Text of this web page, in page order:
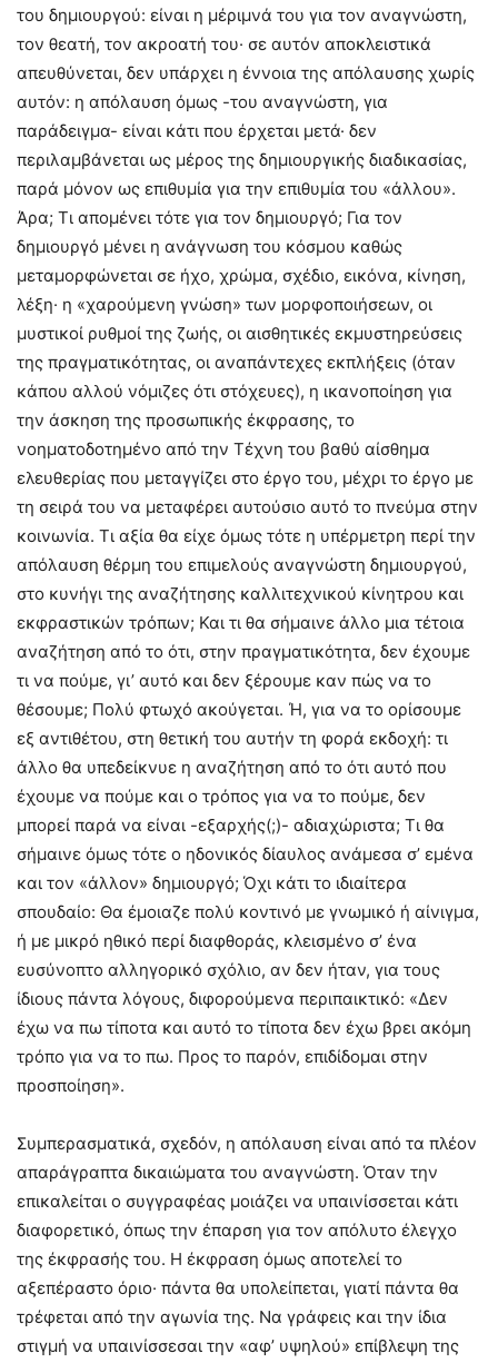
του δημιουργού: είναι η μέριμνά του για τον αναγνώστη,
τον θεατή, τον ακροατή του· σε αυτόν αποκλειστικά
απευθύνεται, δεν υπάρχει η έννοια της απόλαυσης χωρίς
αυτόν: η απόλαυση όμως -του αναγνώστη, για
παράδειγμα- είναι κάτι που έρχεται μετά· δεν
περιλαμβάνεται ως μέρος της δημιουργικής διαδικασίας,
παρά μόνον ως επιθυμία για την επιθυμία του «άλλου».
Άρα; Τι απομένει τότε για τον δημιουργό; Για τον
δημιουργό μένει η ανάγνωση του κόσμου καθώς
μεταμορφώνεται σε ήχο, χρώμα, σχέδιο, εικόνα, κίνηση,
λέξη· η «χαρούμενη γνώση» των μορφοποιήσεων, οι
μυστικοί ρυθμοί της ζωής, οι αισθητικές εκμυστηρεύσεις
της πραγματικότητας, οι αναπάντεχες εκπλήξεις (όταν
κάπου αλλού νόμιζες ότι στόχευες), η ικανοποίηση για
την άσκηση της προσωπικής έκφρασης, το
νοηματοδοτημένο από την Τέχνη του βαθύ αίσθημα
ελευθερίας που μεταγγίζει στο έργο του, μέχρι το έργο με
τη σειρά του να μεταφέρει αυτούσιο αυτό το πνεύμα στην
κοινωνία. Τι αξία θα είχε όμως τότε η υπέρμετρη περί την
απόλαυση θέρμη του επιμελούς αναγνώστη δημιουργού,
στο κυνήγι της αναζήτησης καλλιτεχνικού κίνητρου και
εκφραστικών τρόπων; Και τι θα σήμαινε άλλο μια τέτοια
αναζήτηση από το ότι, στην πραγματικότητα, δεν έχουμε
τι να πούμε, γι’ αυτό και δεν ξέρουμε καν πώς να το
θέσουμε; Πολύ φτωχό ακούγεται. Ή, για να το ορίσουμε
εξ αντιθέτου, στη θετική του αυτήν τη φορά εκδοχή: τι
άλλο θα υπεδείκνυε η αναζήτηση από το ότι αυτό που
έχουμε να πούμε και ο τρόπος για να το πούμε, δεν
μπορεί παρά να είναι -εξαρχής(;)- αδιαχώριστα; Τι θα
σήμαινε όμως τότε ο ηδονικός δίαυλος ανάμεσα σ’ εμένα
και τον «άλλον» δημιουργό; Όχι κάτι το ιδιαίτερα
σπουδαίο: Θα έμοιαζε πολύ κοντινό με γνωμικό ή αίνιγμα,
ή με μικρό ηθικό περί διαφθοράς, κλεισμένο σ’ ένα
ευσύνοπτο αλληγορικό σχόλιο, αν δεν ήταν, για τους
ίδιους πάντα λόγους, διφορούμενα περιπαικτικό: «Δεν
έχω να πω τίποτα και αυτό το τίποτα δεν έχω βρει ακόμη
τρόπο για να το πω. Προς το παρόν, επιδίδομαι στην
προσποίηση».
Συμπερασματικά, σχεδόν, η απόλαυση είναι από τα πλέον
απαράγραπτα δικαιώματα του αναγνώστη. Όταν την
επικαλείται ο συγγραφέας μοιάζει να υπαινίσσεται κάτι
διαφορετικό, όπως την έπαρση για τον απόλυτο έλεγχο
της έκφρασής του. Η έκφραση όμως αποτελεί το
αξεπέραστο όριο· πάντα θα υπολείπεται, γιατί πάντα θα
τρέφεται από την αγωνία της. Να γράφεις και την ίδια
στιγμή να υπαινίσσεσαι την «αφ’ υψηλού» επίβλεψη της